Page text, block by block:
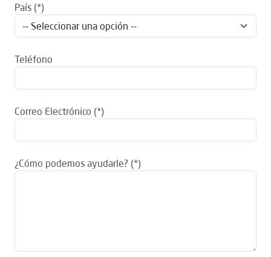
País
Teléfono
Correo Electrónico
¿Cómo podemos ayudarle?